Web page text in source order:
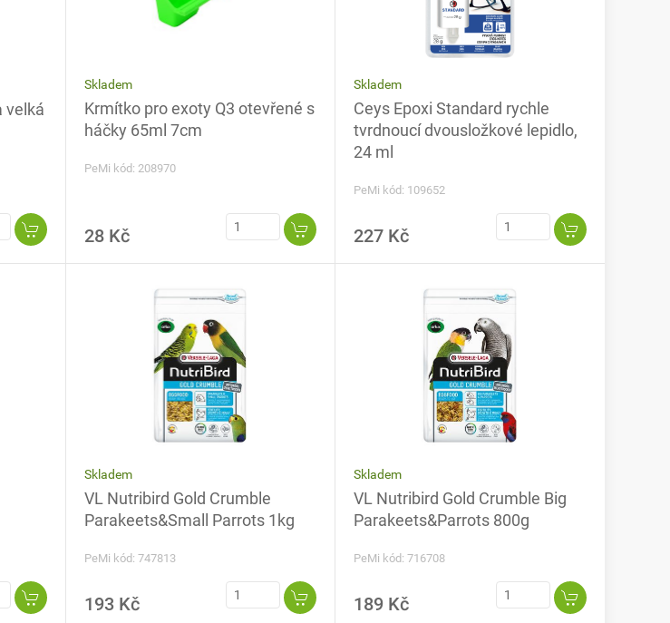
velká
Skladem
Krmítko pro exoty Q3 otevřené s
háčky 65ml 7cm
PeMi kód: 208970
28 Kč
Skladem
Ceys Epoxi Standard rychle
tvrdnoucí dvousložkové lepidlo,
24 ml
PeMi kód: 109652
227 Kč
Skladem
VL Nutribird Gold Crumble
Parakeets&Small Parrots 1kg
PeMi kód: 747813
193 Kč
Skladem
VL Nutribird Gold Crumble Big
Parakeets&Parrots 800g
PeMi kód: 716708
189 Kč